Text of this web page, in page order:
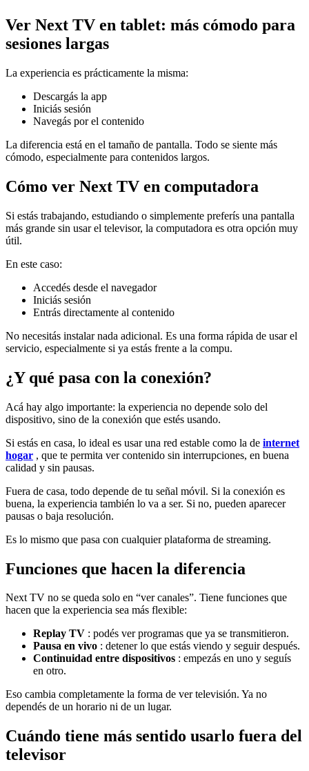
Ver Next TV en tablet: más cómodo para
sesiones largas
La experiencia es prácticamente la misma:
Descargás la app
Iniciás sesión
Navegás por el contenido
La diferencia está en el tamaño de pantalla. Todo se siente más
cómodo, especialmente para contenidos largos.
Cómo ver Next TV en computadora
Si estás trabajando, estudiando o simplemente preferís una pantalla
más grande sin usar el televisor, la computadora es otra opción muy
útil.
En este caso:
Accedés desde el navegador
Iniciás sesión
Entrás directamente al contenido
No necesitás instalar nada adicional. Es una forma rápida de usar el
servicio, especialmente si ya estás frente a la compu.
¿Y qué pasa con la conexión?
Acá hay algo importante: la experiencia no depende solo del
dispositivo, sino de la conexión que estés usando.
Si estás en casa, lo ideal es usar una red estable como la de internet
hogar , que te permita ver contenido sin interrupciones, en buena
calidad y sin pausas.
Fuera de casa, todo depende de tu señal móvil. Si la conexión es
buena, la experiencia también lo va a ser. Si no, pueden aparecer
pausas o baja resolución.
Es lo mismo que pasa con cualquier plataforma de streaming.
Funciones que hacen la diferencia
Next TV no se queda solo en “ver canales”. Tiene funciones que
hacen que la experiencia sea más flexible:
Replay TV : podés ver programas que ya se transmitieron.
Pausa en vivo : detener lo que estás viendo y seguir después.
Continuidad entre dispositivos : empezás en uno y seguís
en otro.
Eso cambia completamente la forma de ver televisión. Ya no
dependés de un horario ni de un lugar.
Cuándo tiene más sentido usarlo fuera del
televisor